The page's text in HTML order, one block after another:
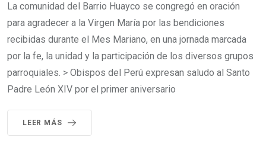
La comunidad del Barrio Huayco se congregó en oración
para agradecer a la Virgen María por las bendiciones
recibidas durante el Mes Mariano, en una jornada marcada
por la fe, la unidad y la participación de los diversos grupos
parroquiales. > Obispos del Perú expresan saludo al Santo
Padre León XIV por el primer aniversario
LEER MÁS